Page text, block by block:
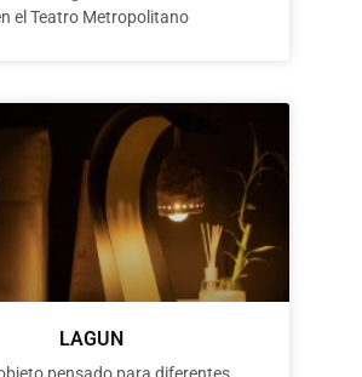
el Teatro Metropolitano
LAGUN